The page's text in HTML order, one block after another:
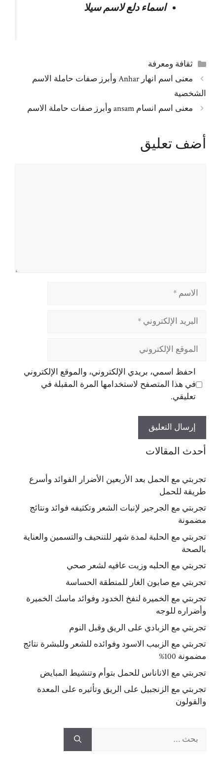
اسماء دلع لاسم سيلا
التصنيفات
ثقافة ومعرفة
معنى اسم انهار Anhar وأبرز صفات حاملة الاسم
الشخصية
معنى اسم انسام ansam وأبرز صفات حاملة الاسم
أضف تعليق
الاسم
البريد
الإلكتروني
الموقع
الإلكتروني
احفظ اسمي، بريدي الإلكتروني، والموقع الإلكتروني
في هذا المتصفح لاستخدامها المرة المقبلة في
تعليقي.
أحدث المقالات
تجربتي مع الحمل بعد الأربعين الأضرار الفوائد وأسرع
طريقة للحمل
تجربتي مع الجرجير لإنبات الشعر وتكثيفه فوائد ونتائج
مضمونة
تجربتي مع الحلبة لمدة شهر للتنحيف والتسمين والعناية
بالصحة
تجربتي مع الحلبه وزيت عافيه لشعر صحي
تجربتي مع صابون الغار للمنطقة الحساسة
تجربتي مع الخميرة لنفخ الخدود وفوائد ماسك الخميرة
وأضراره للوجه
تجربتي مع الزبادي على الريق وقبل النوم
تجربتي مع الزبيب الاسود وفوائده للشعر وللبشرة نتائج
مضمونة 100%
تجربتي مع الاناناس للحمل بتوأم وتنشيط المبايض
تجربتي مع الزنجبيل على الريق وتأثيره على المعدة
والقولون
عن: